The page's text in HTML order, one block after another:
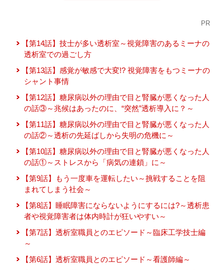
PR
【第14話】技士が多い透析室～視覚障害のあるミーナの
透析室での過ごし方
【第13話】感覚が敏感で大変!? 視覚障害をもつミーナの
シャント事情
【第12話】糖尿病以外の理由で目と腎臓が悪くなった人
の話③～兆候はあったのに、“突然”透析導入に？～
【第11話】糖尿病以外の理由で目と腎臓が悪くなった人
の話②～透析の先延ばしから失明の危機に～
【第10話】糖尿病以外の理由で目と腎臓が悪くなった人
の話①～ストレスから「病気の連鎖」に～
【第9話】もう一度車を運転したい～挑戦することを阻
まれてしまう社会～
【第8話】睡眠障害にならないようにするには?～透析患
者や視覚障害者は体内時計が狂いやすい～
【第7話】透析室職員とのエピソード～臨床工学技士編
～
【第6話】透析室職員とのエピソード～看護師編～